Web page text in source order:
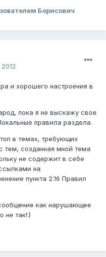
Борисович
и хорошего настроения в
пока я не выскажу свое
правила раздела.
в темах, требующих
тем, созданная мной тема
не содержит в себе
на
пункта 2.16 Правил
как нарушающее
не так!:)